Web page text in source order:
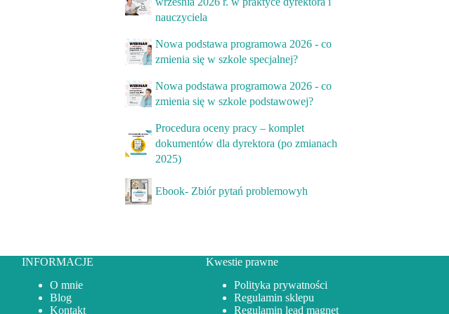
nauczyciela
Nowa podstawa programowa 2026 - co
zmienia się w szkole specjalnej?
Nowa podstawa programowa 2026 - co
zmienia się w szkole podstawowej?
Procedura oceny pracy – komplet
dokumentów dla dyrektora (po zmianach
2025)
Ebook- Zbiór pytań problemowyh
INFORMACJE
O mnie
Blog
Kontakt
Kwestie prawne
Polityka prywatności
Regulamin sklepu
Regulamin lead magnet